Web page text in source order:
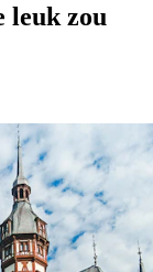
leuk zou